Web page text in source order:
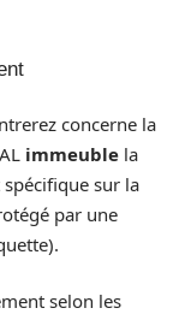
concerne la
immeuble la
sur la
par une
selon les